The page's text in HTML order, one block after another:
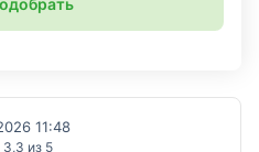
11:48
3,3 из 5